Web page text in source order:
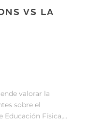
VS LA
valorar la
sobre el
Educación Física,...